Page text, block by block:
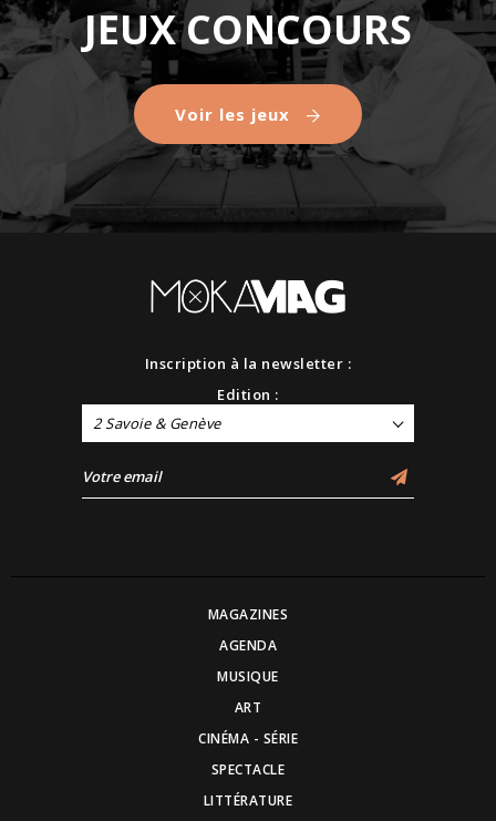
JEUX CONCOURS
Voir les jeux
Inscription à la newsletter :
Edition :
2 Savoie & Genève
MAGAZINES
AGENDA
MUSIQUE
ART
CINÉMA - SÉRIE
SPECTACLE
LITTÉRATURE